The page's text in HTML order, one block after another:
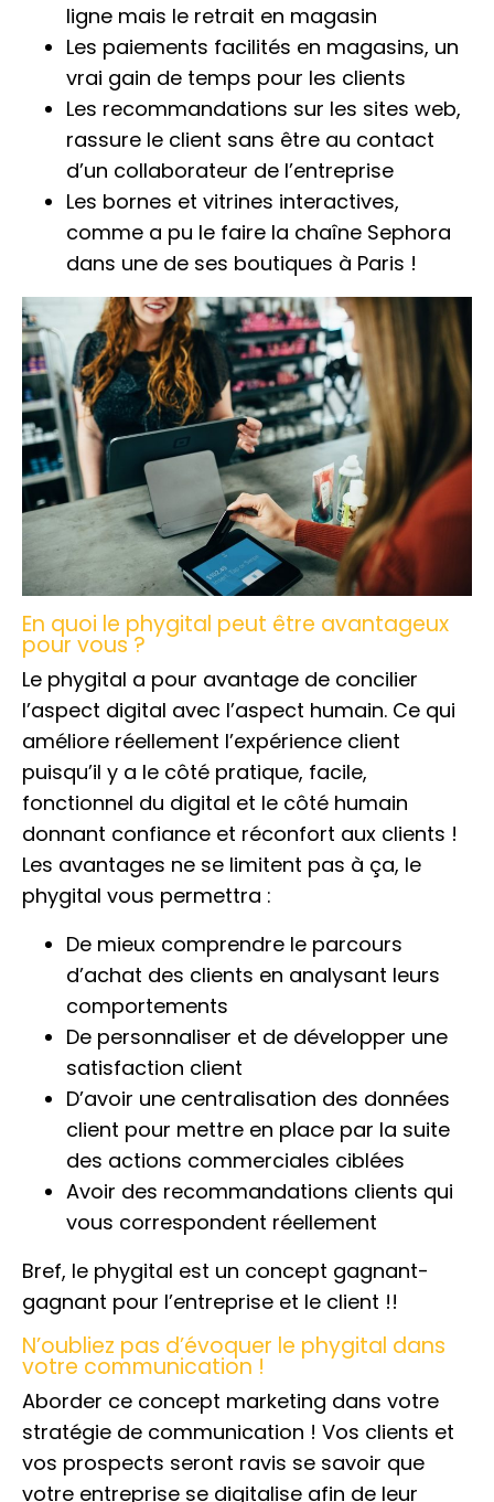
ligne mais le retrait en magasin
Les paiements facilités en magasins, un
vrai gain de temps pour les clients
Les recommandations sur les sites web,
rassure le client sans être au contact
d’un collaborateur de l’entreprise
Les bornes et vitrines interactives,
comme a pu le faire la chaîne Sephora
dans une de ses boutiques à Paris !
En quoi le phygital peut être avantageux
pour vous ?
Le phygital a pour avantage de concilier
l’aspect digital avec l’aspect humain. Ce qui
améliore réellement l’expérience client
puisqu’il y a le côté pratique, facile,
fonctionnel du digital et le côté humain
donnant confiance et réconfort aux clients !
Les avantages ne se limitent pas à ça, le
phygital vous permettra :
De mieux comprendre le parcours
d’achat des clients en analysant leurs
comportements
De personnaliser et de développer une
satisfaction client
D’avoir une centralisation des données
client pour mettre en place par la suite
des actions commerciales ciblées
Avoir des recommandations clients qui
vous correspondent réellement
Bref, le phygital est un concept gagnant-
gagnant pour l’entreprise et le client !!
N’oubliez pas d’évoquer le phygital dans
votre communication !
Aborder ce concept marketing dans votre
stratégie de communication ! Vos clients et
vos prospects seront ravis se savoir que
votre entreprise se digitalise afin de leur